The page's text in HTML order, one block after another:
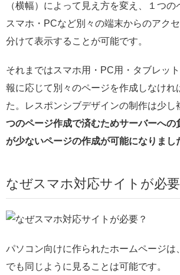
（横幅）によって見え方を変え、１つの
スマホ・PCなど別々の端末からのアク
分けて表示することが可能です。
それまではスマホ用・PC用・タブレッ
報に応じて別々のページを作成しなけれ
た。レスポンシブデザインの制作は少し
つのページ作成で済むためサーバーへの
が少ないページの作成が可能になりまし
なぜスマホ対応サイトが必要
パソコン向けに作られたホームページは
でも同じように見ることは可能です。